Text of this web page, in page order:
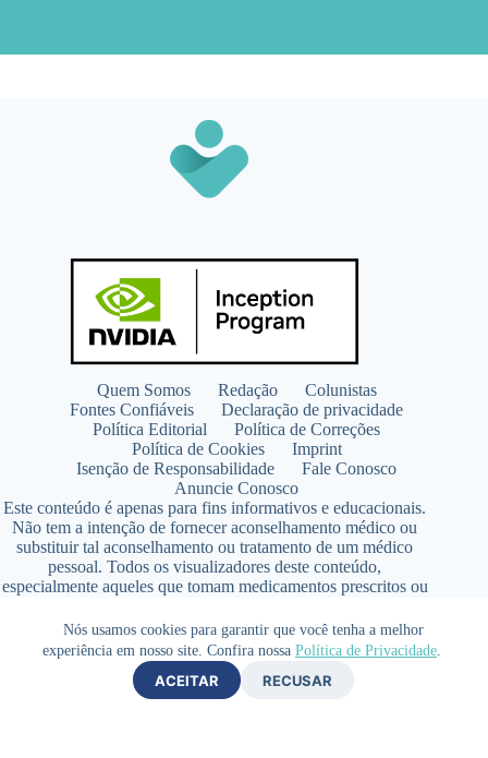
Nós usamos cookies para garantir que você tenha a melhor
experiência em nosso site. Confira nossa Política de Privacidade.
ACEITAR RECUSAR
Quem Somos Redação
Colunistas
Fontes Confiáveis
Declaração de privacidade
Política Editorial
Política de Correções
Política de Cookies
Imprint
Isenção de Responsabilidade
Fale Conosco
Anuncie Conosco
Este conteúdo é apenas para fins informativos e educacionais.
Não tem a intenção de fornecer aconselhamento médico ou
substituir tal aconselhamento ou tratamento de um médico
pessoal. Todos os visualizadores deste conteúdo,
especialmente aqueles que tomam medicamentos prescritos ou
qualquer programa de nutrição, suplementação ou estilo de
vida.
Copyright © 2026 - SaúdeLAB.com pertence ao grupo
VKCF Soluções Digitais Ltda - CNPJ n° 43.726.917/0001-80